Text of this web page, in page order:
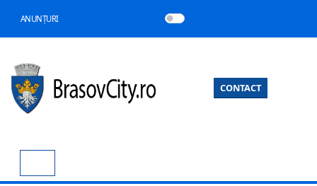
ANUNȚURI
CONTACT